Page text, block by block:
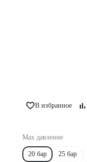
В избранное
Max давление
20 бар 25 бар